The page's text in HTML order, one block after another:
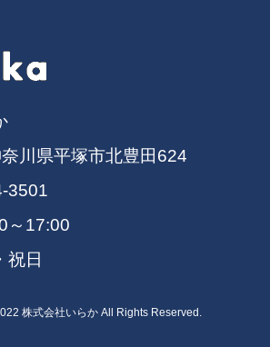
川県平塚市北豊田624
3501
～17:00
祝日
株式会社いらか All Rights Reserved.